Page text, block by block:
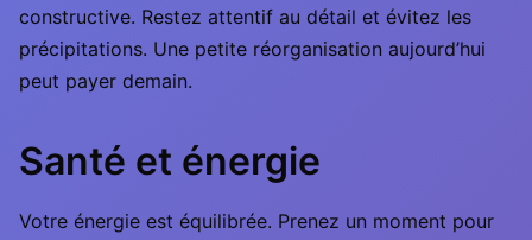
constructive. Restez attentif au détail et évitez les
précipitations. Une petite réorganisation aujourd’hui
peut payer demain.
Santé et énergie
Votre énergie est équilibrée. Prenez un moment pour